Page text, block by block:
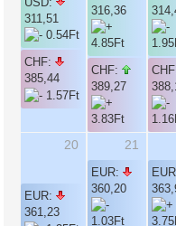
311,51
CHF:
385,44
316,36
CHF:
389,27
20
EUR:
361,23
21
EUR:
360,20